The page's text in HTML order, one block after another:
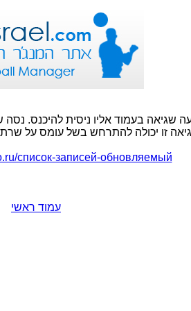
שגיאה בעמוד אליו ניסית להיכנס.
זו יכולה להתרחש בשל עומס על
список-записей-обновляемый/
עמוד ראשי